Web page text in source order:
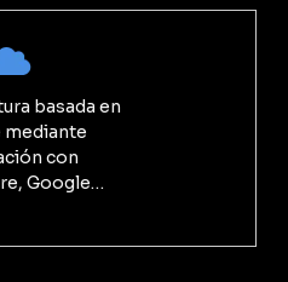
basada en
mediante
con
Google…